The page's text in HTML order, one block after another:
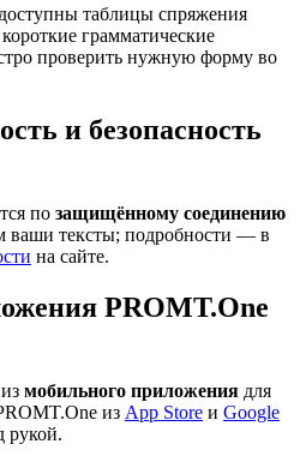
таблицы спряжения
грамматические
проверить нужную форму во
и безопасность
по защищённому соединению
ваши тексты; подробности — в
на сайте.
PROMT.One
мобильного приложения для
из App Store и Google
рукой.